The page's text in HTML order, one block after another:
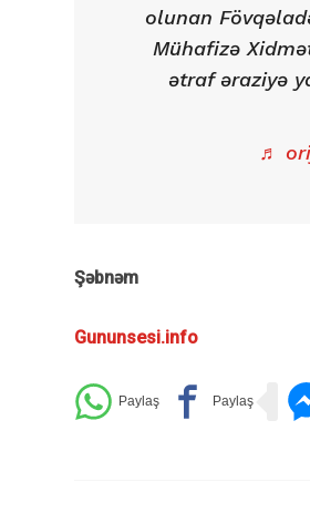
olunan
Mühafizə
ətraf əraziyə
♬
Şəbnəm
Gununsesi.info